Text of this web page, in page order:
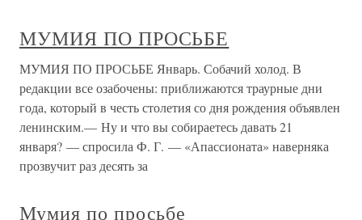
МУМИЯ ПО ПРОСЬБЕ
МУМИЯ ПО ПРОСЬБЕ Январь. Собачий холод. В
редакции все озабочены: приближаются траурные дни
года, который в честь столетия со дня рождения объявлен
ленинским.— Ну и что вы собираетесь давать 21
января? — спросила Ф. Г. — «Апассионата» наверняка
прозвучит раз десять за
Мумия по просьбе